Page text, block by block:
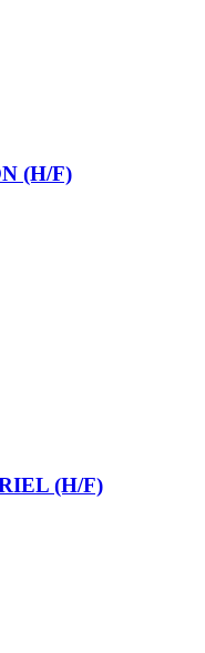
(H/F)
(H/F)